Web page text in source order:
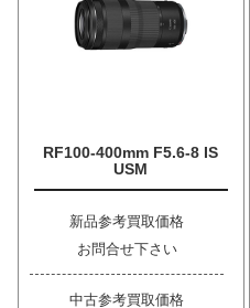
RF100-400mm F5.6-8 IS
USM
新品参考買取価格
お問合せ下さい
中古参考買取価格